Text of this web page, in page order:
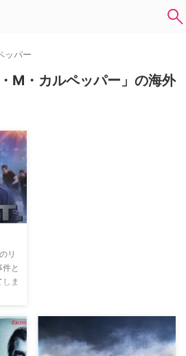
ッパー
M・カルペッパー」の海外
リ
と
ま
ンド
序列
ンの
な中